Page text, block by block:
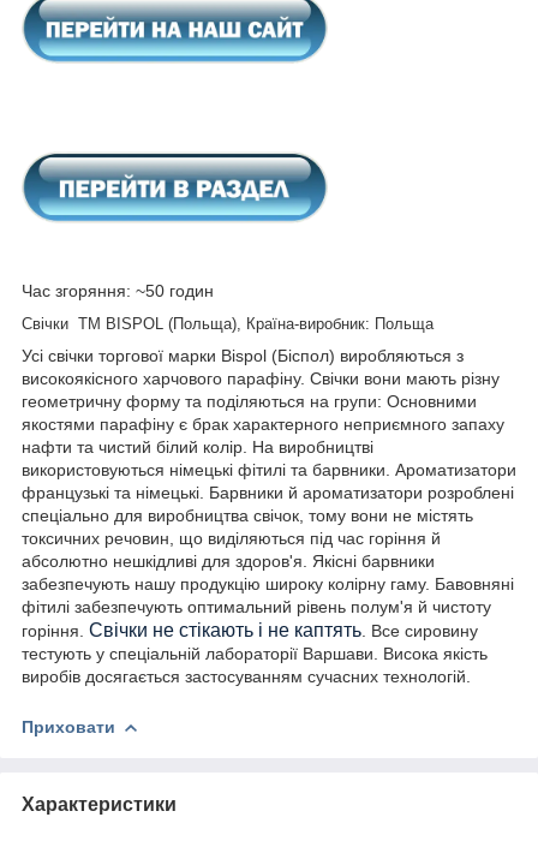
Час згоряння: ~50 годин
Свічки ТМ BISPOL (Польща), Країна-виробник: Польща
Усі свічки торгової марки Bispol (Біспол) виробляються з
високоякісного харчового парафіну. Свічки вони мають різну
геометричну форму та поділяються на групи: Основними
якостями парафіну є брак характерного неприємного запаху
нафти та чистий білий колір. На виробництві
використовуються німецькі фітилі та барвники. Ароматизатори
французькі та німецькі. Барвники й ароматизатори розроблені
спеціально для виробництва свічок, тому вони не містять
токсичних речовин, що виділяються під час горіння й
абсолютно нешкідливі для здоров'я. Якісні барвники
забезпечують нашу продукцію широку колірну гаму. Бавовняні
фітилі забезпечують оптимальний рівень полум'я й чистоту
горіння. Свічки не стікають і не каптять . Все сировину
тестують у спеціальній лабораторії Варшави. Висока якість
виробів досягається застосуванням сучасних технологій.
Приховати
Характеристики